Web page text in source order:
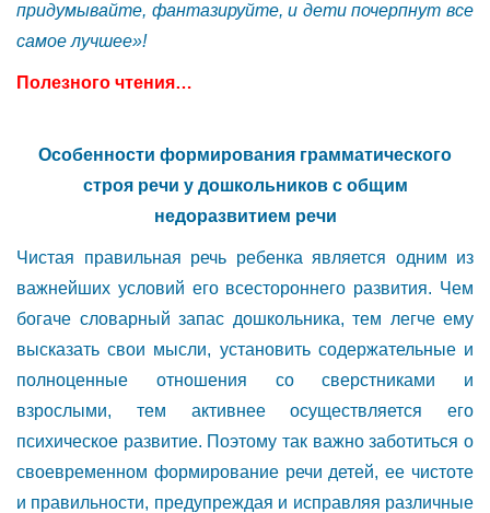
придумывайте, фантазируйте, и дети почерпнут все
самое лучшее»!
Полезного чтения…
Особенности формирования грамматического
строя речи у дошкольников с общим
недоразвитием речи
Чистая правильная речь ребенка является одним из
важнейших условий его всестороннего развития. Чем
богаче словарный запас дошкольника, тем легче ему
высказать свои мысли, установить содержательные и
полноценные отношения со сверстниками и
взрослыми, тем активнее осуществляется его
психическое развитие. Поэтому так важно заботиться о
своевременном формирование речи детей, ее чистоте
и правильности, предупреждая и исправляя различные